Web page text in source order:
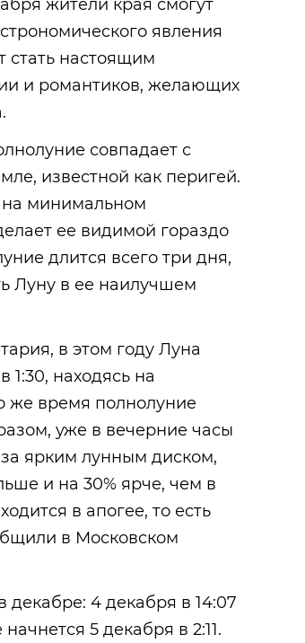
жители края смогут
явления
стать настоящим
и романтиков, желающих
совпадает с
известной как перигей.
на минимальном
ее видимой гораздо
длится всего три дня,
Луну в ее наилучшем
в этом году Луна
1:30, находясь на
же время полнолуние
уже в вечерние часы
ярким лунным диском,
и на 30% ярче, чем в
в апогее, то есть
в Московском
4 декабря в 14:07
5 декабря в 2:11.